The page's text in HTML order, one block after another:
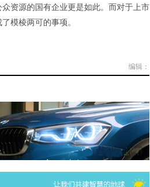
资源的国有企业更是如此。而对于上市
模棱两可的事项。
编辑：